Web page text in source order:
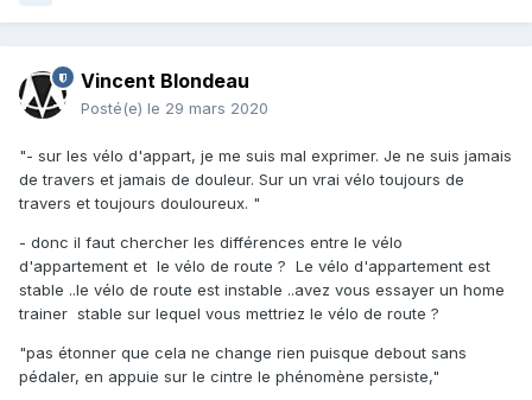
Vincent Blondeau
Posté(e) le 29 mars 2020
"- sur les vélo d'appart, je me suis mal exprimer. Je ne suis jamais
de travers et jamais de douleur. Sur un vrai vélo toujours de
travers et toujours douloureux. "
- donc il faut chercher les différences entre le vélo
d'appartement et le vélo de route ? Le vélo d'appartement est
stable ..le vélo de route est instable ..avez vous essayer un home
trainer stable sur lequel vous mettriez le vélo de route ?
"pas étonner que cela ne change rien puisque debout sans
pédaler, en appuie sur le cintre le phénomène persiste,"